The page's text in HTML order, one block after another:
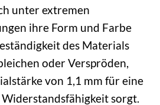
unter extremen
ihre Form und Farbe
des Materials
oder Verspröden,
von 1,1 mm für eine
sorgt.